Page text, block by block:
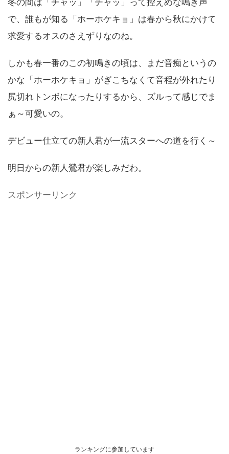
冬の間は「チャッ」「チャッ」って控えめな鳴き声
で、誰もが知る「ホーホケキョ」は春から秋にかけて
求愛するオスのさえずりなのね。
しかも春一番のこの初鳴きの頃は、まだ音痴というの
かな「ホーホケキョ」がぎこちなくて音程が外れたり
尻切れトンボになったりするから、ズルって感じでま
ぁ～可愛いの。
デビュー仕立ての新人君が一流スターへの道を行く～
明日からの新人鶯君が楽しみだわ。
スポンサーリンク
ランキングに参加しています